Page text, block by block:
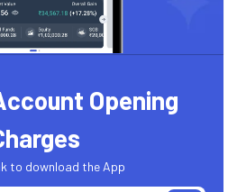
Opening
to download the App